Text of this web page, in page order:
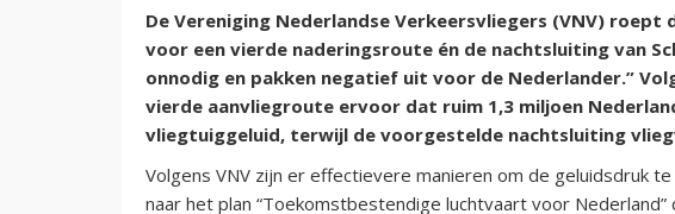
De Vereniging Nederlandse Verkeersvliegers (VNV) roept
voor een vierde naderingsroute én de nachtsluiting van
onnodig en pakken negatief uit voor de Nederlander.”
vierde aanvliegroute ervoor dat ruim 1,3 miljoen
vliegtuiggeluid, terwijl de voorgestelde nachtsluiting
Volgens VNV zijn er effectievere manieren om de geluidsdruk
naar het plan “Toekomstbestendige luchtvaart voor